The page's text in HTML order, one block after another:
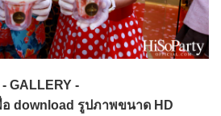
- GALLERY -
download รูปภาพขนาด HD